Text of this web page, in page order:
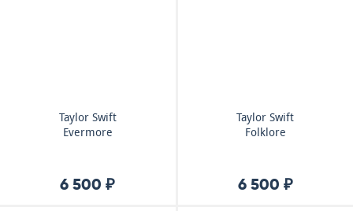
Taylor Swift
Evermore
6 500 ₽
Taylor Swift
Folklore
6 500 ₽